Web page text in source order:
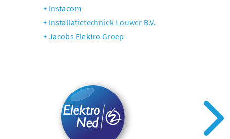
Instacom
Installatietechniek Louwer B.V.
Jacobs Elektro Groep